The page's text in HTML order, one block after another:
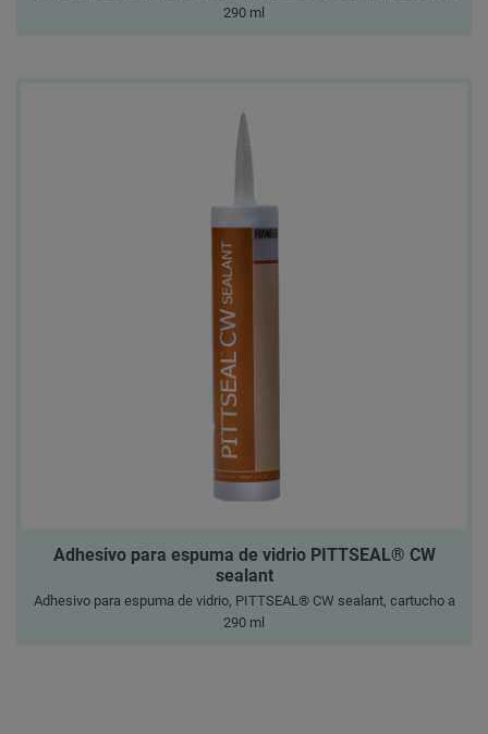
290 ml
Adhesivo para espuma de vidrio PITTSEAL® CW
sealant
Adhesivo para espuma de vidrio, PITTSEAL® CW sealant, cartucho a
290 ml